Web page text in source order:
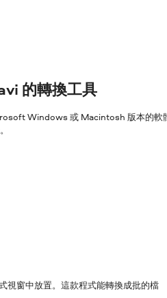
的轉換工具
Windows 或 Macintosh 版本的軟
視窗中放置。這款程式能轉換成批的檔